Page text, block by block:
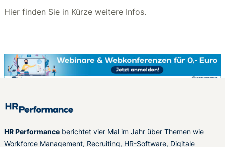
Hier finden Sie in Kürze weitere Infos.
HR Performance berichtet vier Mal im Jahr über Themen wie
Workforce Management, Recruiting, HR-Software, Digitale